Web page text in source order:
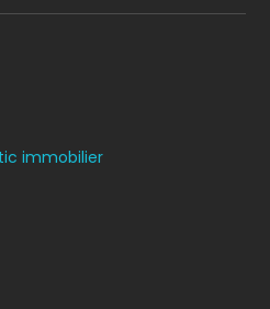
immobilier